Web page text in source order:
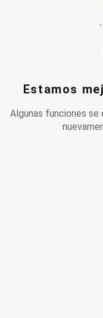
Estamos
Algunas funciones